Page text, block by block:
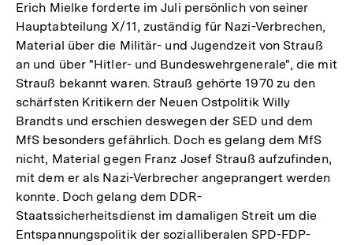
Erich Mielke forderte im Juli persönlich von seiner
Hauptabteilung X/11, zuständig für Nazi-Verbrechen,
Material über die Militär- und Jugendzeit von Strauß
an und über "Hitler- und Bundeswehrgenerale", die mit
Strauß bekannt waren. Strauß gehörte 1970 zu den
schärfsten Kritikern der Neuen Ostpolitik Willy
Brandts und erschien deswegen der SED und dem
MfS besonders gefährlich. Doch es gelang dem MfS
nicht, Material gegen Franz Josef Strauß aufzufinden,
mit dem er als Nazi-Verbrecher angeprangert werden
konnte. Doch gelang dem DDR-
Staatssicherheitsdienst im damaligen Streit um die
Entspannungspolitik der sozialliberalen SPD-FDP-